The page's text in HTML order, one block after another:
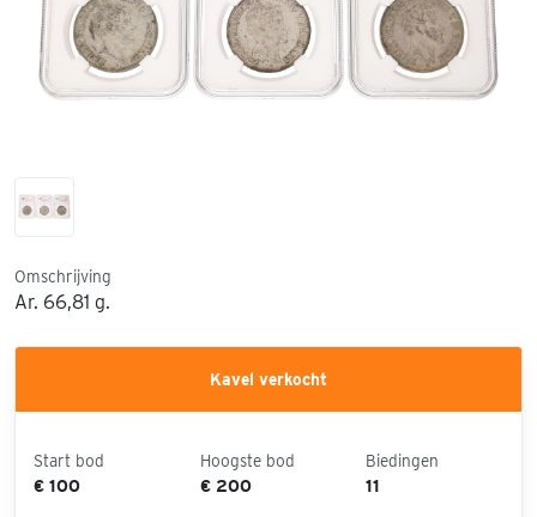
Omschrijving
Ar. 66,81 g.
Kavel verkocht
Start bod
€ 100
Hoogste bod
€ 200
Biedingen
11